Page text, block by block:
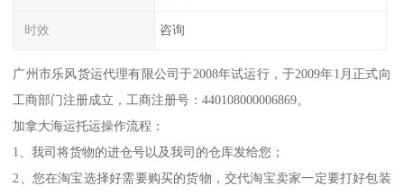
时效 咨询
广州市乐风货运代理有限公司于2008年试运行，于2009年1月正式向
工商部门注册成立，工商注册号：440108000006869。
加拿大海运托运操作流程：
1、我司将货物的进仓号以及我司的仓库发给您；
2、您在淘宝选择好需要购买的货物，交代淘宝卖家一定要打好包装